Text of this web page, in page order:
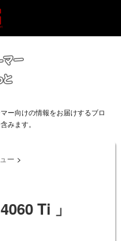
ー向けの情報をお届けするブロ
みます。
ー >
Ti 」